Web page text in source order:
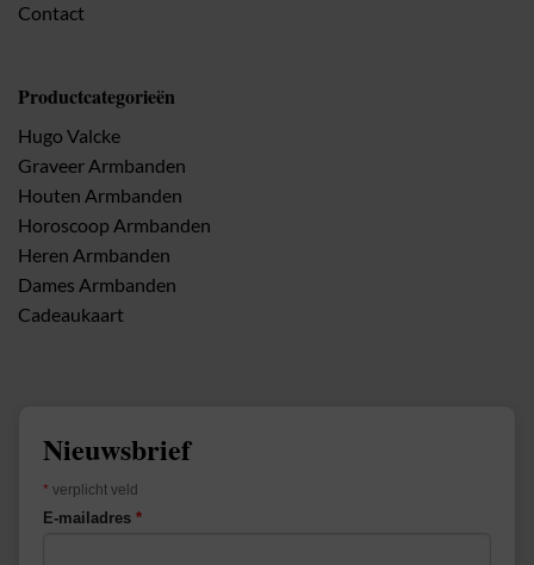
Contact
Productcategorieën
Hugo Valcke
Graveer Armbanden
Houten Armbanden
Horoscoop Armbanden
Heren Armbanden
Dames Armbanden
Cadeaukaart
Nieuwsbrief
* verplicht veld
E-mailadres *